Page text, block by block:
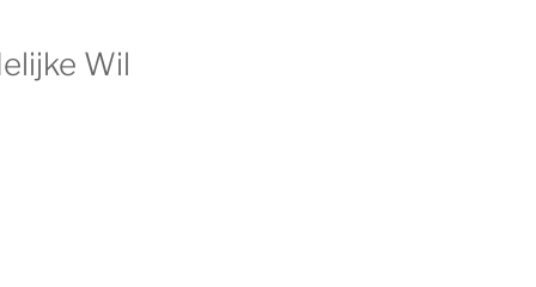
Wil